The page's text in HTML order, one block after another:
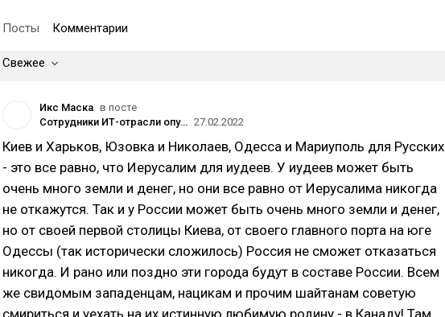
Посты Комментарии
Свежее
Икс Маска в посте
Сотрудники ИТ-отрасли опубликовали открытое письмо против «операции» в Украине — его подписало больше тысячи человек 27.02.2022
Киев и Харьков, Юзовка и Николаев, Одесса и Мариуполь для Русских
- это все равно, что Иерусалим для иудеев. У иудеев может быть
очень много земли и денег, но они все равно от Иерусалима никогда
не откажутся. Так и у России может быть очень много земли и денег,
но от своей первой столицы Киева, от своего главного порта на юге
Одессы (так исторически сложилось) Россия не сможет отказаться
никогда. И рано или поздно эти города будут в составе России. Всем
же свидомым западенцам, нацикам и прочим шайтанам советую
смириться и уехать на их истинную любимую родину - в Канаду! Там